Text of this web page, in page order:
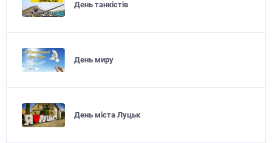
День танкістів
День миру
День міста Луцьк